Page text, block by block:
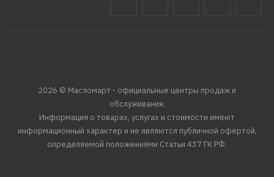
2026 © Масломарт - официальные центры продаж и
обслуживания.
Информация о товарах, услугах и стоимости имеют
информационный характер и не являются публичной офертой,
определяемой положениями Статьи 437 ГК РФ.